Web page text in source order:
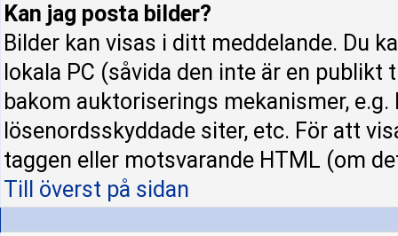
Kan jag posta bilder?
Bilder kan visas i ditt meddelande. Du
lokala PC (såvida den inte är en
bakom auktoriserings mekanismer,
lösenordsskyddade siter, etc. För att
taggen eller motsvarande HTML (om
Till överst på sidan